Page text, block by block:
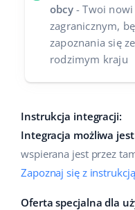
obcy- Twoi nowi
zagranicznym,
zapoznania się
rodzimym kraju
Instrukcja integracji:
Integracja możliwa
wspierana jest przez
Zapoznaj się z
Oferta specjalna dla